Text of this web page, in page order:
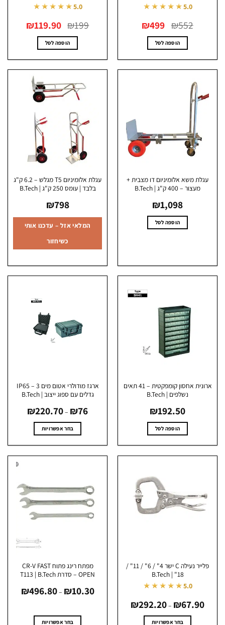
★★★★★
₪ המקורי
היה:
₪552.
₪ 499 הנוכחי
הוא:
₪499.
הוספה לסל
★★★★★
₪ המקורי
היה:
₪199.
₪119.90 הנוכחי
הוא:
₪119.90.
הוספה לסל
משא אלומיניום דו מצבית +
מעצור – 400 ק"ג | B.Tech
₪1,098
הוספה לסל
עגלת אלומיניום T5 מגלש – 6.2 ק"ג
בלבד | עומס 250 ק"ג | B.Tech
₪
המלאי אזל – עדכנו אותי
כשיחזור
ארונית אחסון קומפקטית – 41 תאים
נשלפים | B.Tech
₪192.50
הוספה לסל
ארגז מודולרי אטום מים IP65 – 3
גדלים עם ספוג ייצוב | B.Tech
–
₪220.70 מחירים:
עד
בחר אפשרויות
ניתן
לבחור
את
פלייר נעילה C ישר 4" / 6" / 11" /
★★★★★
₪67.90
–
₪292.20 מחירים:
עד
בחר אפשרויות
מפתח רינג פתוח CR-V FAST
₪10.30
–
₪496.80 מחירים:
בחר אפשרויות